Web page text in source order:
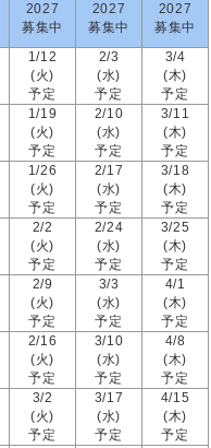
2027
募集中
2027
募集中
2027
募集中
1/12
(火)
予定
2/3
(水)
予定
3/4
(木)
予定
1/19
(火)
予定
2/10
(水)
予定
3/11
(木)
予定
1/26
(火)
予定
2/17
(水)
予定
3/18
(木)
予定
2/2
(火)
予定
2/24
(水)
予定
3/25
(木)
予定
2/9
(火)
予定
3/3
(水)
予定
4/1
(木)
予定
2/16
(火)
予定
3/10
(水)
予定
4/8
(木)
予定
3/2
(火)
予定
3/17
(水)
予定
4/15
(木)
予定